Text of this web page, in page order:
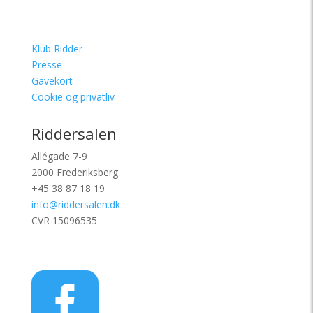
Klub Ridder
Presse
Gavekort
Cookie og privatliv
Riddersalen
Allégade 7-9
2000 Frederiksberg
+45 38 87 18 19
info@riddersalen.dk
CVR 15096535